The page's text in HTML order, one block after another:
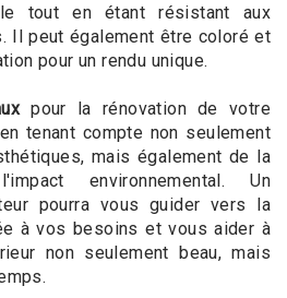
tout en étant résistant aux
Il peut également être coloré et
pour un rendu unique.
pour la rénovation de votre
tenant compte non seulement
mais également de la
environnemental. Un
pourra vous guider vers la
à vos besoins et vous aider à
non seulement beau, mais